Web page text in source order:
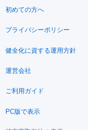
初めての方へ
プライバシーポリシー
健全化に資する運用方針
運営会社
ご利用ガイド
PC版で表示